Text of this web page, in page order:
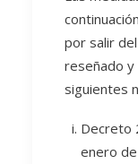
por salir
reseñado
siguientes
Decreto
enero